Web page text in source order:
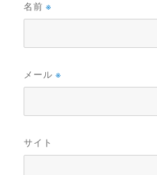
名前※
メール※
サイト